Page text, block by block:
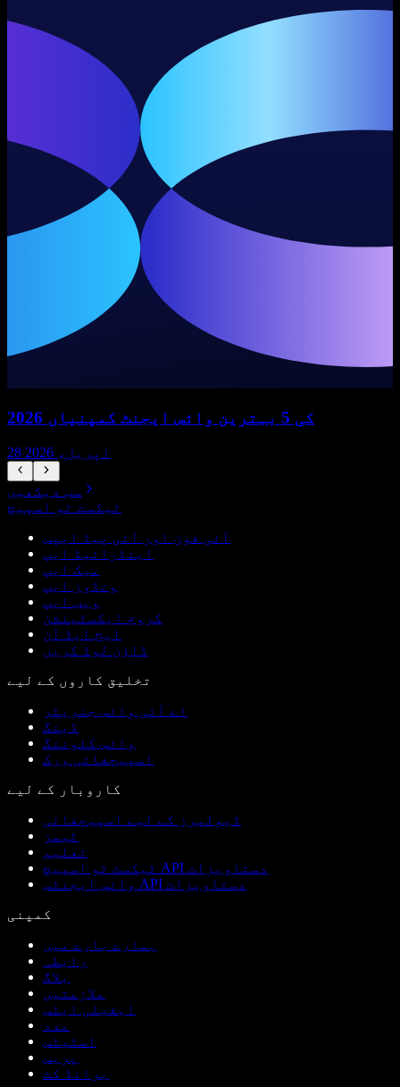
2026 کی 5 بہترین وائس ایجنٹ کمپنیاں
28 اپریل، 2026
سب دیکھیں
ٹیکسٹ ٹو اسپیچ
آئی فون اور آئی پیڈ ایپس
اینڈرائیڈ ایپ
میک ایپ
ونڈوز ایپ
ویب ایپ
کروم ایکسٹینشن
ایج ایڈ آن
ڈاؤن لوڈ کریں
تخلیق کاروں کے لیے
اے آئی وائس جنریٹر
ڈبنگ
وائس کلوننگ
اسپیچفائی ورک
کاروبار کے لیے
ڈیولپرز کے لیے اسپیچفائی
ٹیمز
تعلیم
ٹیکسٹ ٹو اسپیچ API دستاویزات
وائس ایجنٹس API دستاویزات
کمپنی
ہمارے بارے میں
رابطہ
بلاگ
ملازمتیں
ایفیلی ایٹس
مدد
اسٹیٹس
پریس
برانڈ کٹ